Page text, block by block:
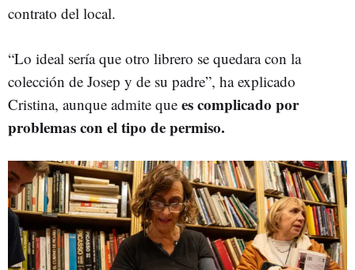
contrato del local.
“Lo ideal sería que otro librero se quedara con la
colección de Josep y de su padre”, ha explicado
Cristina, aunque admite que es complicado por
problemas con el tipo de permiso.